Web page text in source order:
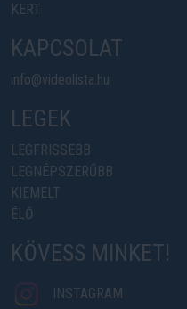
KERT
KAPCSOLAT
info@videolista.hu
LEGEK
LEGFRISSEBB
LEGNÉPSZERŰBB
KIEMELT
ÉLŐ
KÖVESS MINKET!
INSTAGRAM